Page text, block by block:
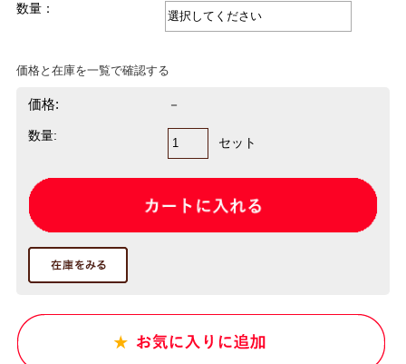
数量：
価格と在庫を一覧で確認する
価格: －
数量: セット